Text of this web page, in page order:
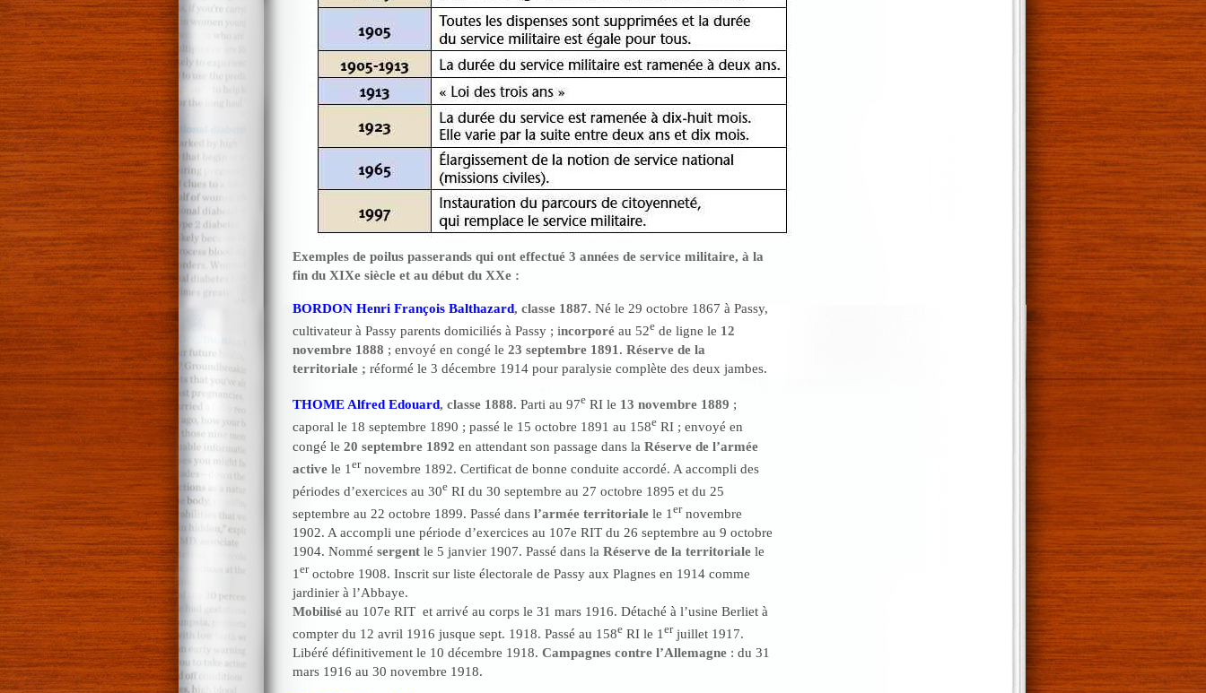
Exemples de poilus passerands qui ont effectué 3 années de service militaire, à la
fin du XIXe siècle et au début du XXe :
BORDON Henri François Balthazard, classe 1887. Né le 29 octobre 1867 à Passy,
cultivateur à Passy parents domiciliés à Passy ; incorporéau 52ede ligne le 12
novembre 1888 ; envoyé en congé le 23 septembre 1891 . Réserve de la
territoriale ; réformé le 3 décembre 1914 pour paralysie complète des deux jambes.
THOME Alfred Edouard, classe 1888. Parti au 97eRI le 13 novembre 1889 ;
caporal le 18 septembre 1890 ; passé le 15 octobre 1891 au 158eRI ; envoyé en
congé le 20 septembre 1892 en attendant son passage dans la Réserve de l’armée
activele 1 ernovembre 1892. Certificat de bonne conduite accordé. A accompli des
périodes d’exercices au 30eRI du 30 septembre au 27 octobre 1895 et du 25
septembre au 22 octobre 1899. Passé dans l’armée territorialele 1 ernovembre
1902. A accompli une période d’exercices au 107e RIT du 26 septembre au 9 octobre
1904. Nommé sergentle 5 janvier 1907. Passé dans la Réserve de la territoriale le
1 eroctobre 1908. Inscrit sur liste électorale de Passy aux Plagnes en 1914 comme
jardinier à l’Abbaye.
Mobiliséau 107e RIT et arrivé au corps le 31 mars 1916. Détaché à l’usine Berliet à
compter du 12 avril 1916 jusque sept. 1918. Passé au 158eRI le 1 erjuillet 1917.
Libéré définitivement le 10 décembre 1918. Campagnes contre l’Allemagne: du 31
mars 1916 au 30 novembre 1918.